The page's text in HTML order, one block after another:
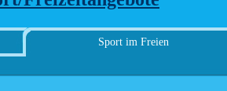
Sport im Freien